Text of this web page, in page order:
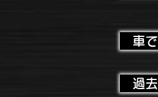
車で
過去